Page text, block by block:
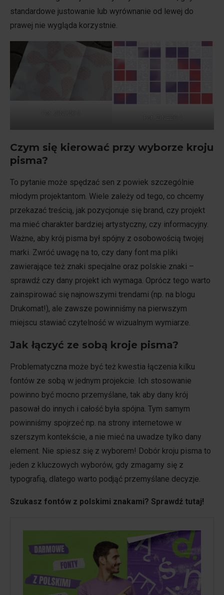
standardowe justowanie lub wyrównanie od lewej do
prawej nie wygląda korzystnie.
Fot. ZINEZO II
Fot. ZINEZO II
Czym się kierować przy wyborze kroju
pisma?
To pytanie może spędzać sen z powiek szczególnie
młodym projektantom. Wiele zależy od tego, co chcemy
przekazać treścią, jak pozycjonuje się brand, czy projekt
ma mieć charakter bardziej artystyczny, czy informacyjny.
Ważne, aby krój pisma był spójny z osobowością twojej
marki. Zwróć uwagę na to, czy dany font ma pliki
zawierające też znaki specjalne oraz polskie znaki –
sprawdź czy dany projekt ich wymaga. Oprócz tego warto
zainspirować się najnowszymi trendami (np. na blogu
Drukomat!), ale zawsze powinniśmy na pierwszym
miejscu stawiać czytelność w wizualnym wymiarze.
Jak łączyć ze sobą kroje pisma?
Problematyczna może być też kwestia łączenia kilku
fontów ze sobą w jednym projekcie. Ich stosowanie
powinno być mocno przemyślane, tak aby dany krój
pasował do innych i całość była spójna. Tym samym
powinniśmy spojrzeć np. na strony internetowe w
szerszym kontekście, a nie mieć na uwadze tylko dany
element. Nie spiesz się z wyborem! Dobór kroju pisma to
jeden z kluczowych wyborów, gdy zmagamy się z
typografią, dlatego warto podjąć przemyślane decyzje.
Szukasz fontów z polskimi znakami? Sprawdź tutaj!